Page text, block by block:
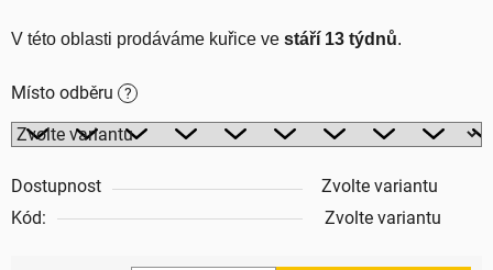
V této oblasti prodáváme kuřice ve stáří 13 týdnů.
Místo odběru ?
Dostupnost
Zvolte variantu
Kód:
Zvolte variantu